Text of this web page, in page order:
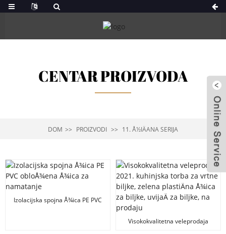
CENTAR PROIZVODA
DOM PROIZVODI 11. Å½IÄANA SERIJA
Izolacijska spojna Å¾ica PE PVC
Visokokvalitetna veleprodaja